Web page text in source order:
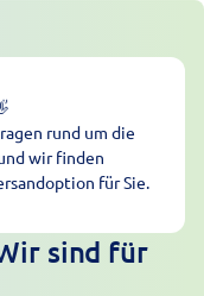
rund um die
wir finden
für Sie.
sind für